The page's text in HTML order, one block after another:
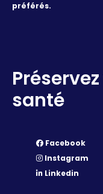
préférés.
santé
Facebook
Instagram
Linkedin